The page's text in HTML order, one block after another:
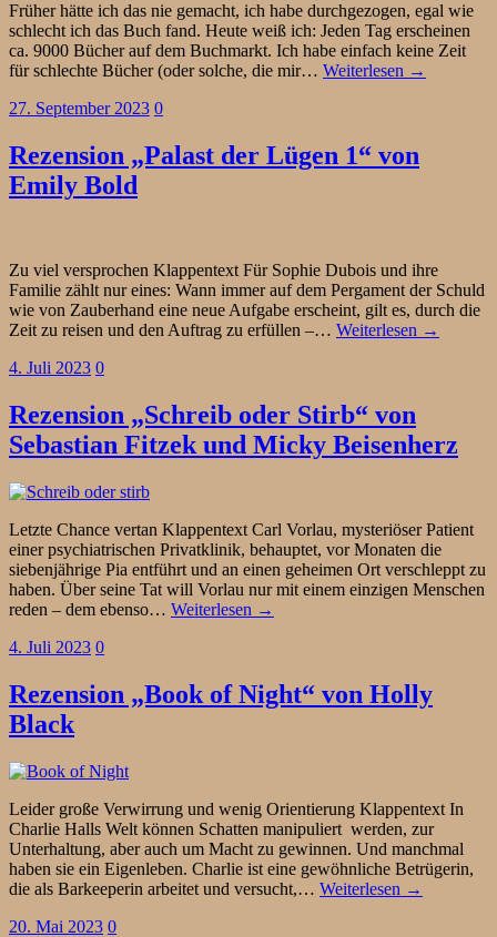
Früher hätte ich das nie gemacht, ich habe durchgezogen, egal wie
schlecht ich das Buch fand. Heute weiß ich: Jeden Tag erscheinen
ca. 9000 Bücher auf dem Buchmarkt. Ich habe einfach keine Zeit
für schlechte Bücher (oder solche, die mir… Weiterlesen →
27. September 2023 0
Rezension „Palast der Lügen 1“ von
Emily Bold
Zu viel versprochen Klappentext Für Sophie Dubois und ihre
Familie zählt nur eines: Wann immer auf dem Pergament der Schuld
wie von Zauberhand eine neue Aufgabe erscheint, gilt es, durch die
Zeit zu reisen und den Auftrag zu erfüllen –… Weiterlesen →
4. Juli 2023 0
Rezension „Schreib oder Stirb“ von
Sebastian Fitzek und Micky Beisenherz
Letzte Chance vertan Klappentext Carl Vorlau, mysteriöser Patient
einer psychiatrischen Privatklinik, behauptet, vor Monaten die
siebenjährige Pia entführt und an einen geheimen Ort verschleppt zu
haben. Über seine Tat will Vorlau nur mit einem einzigen Menschen
reden – dem ebenso… Weiterlesen →
4. Juli 2023 0
Rezension „Book of Night“ von Holly
Black
Leider große Verwirrung und wenig Orientierung Klappentext In
Charlie Halls Welt können Schatten manipuliert werden, zur
Unterhaltung, aber auch um Macht zu gewinnen. Und manchmal
haben sie ein Eigenleben. Charlie ist eine gewöhnliche Betrügerin,
die als Barkeeperin arbeitet und versucht,… Weiterlesen →
20. Mai 2023 0